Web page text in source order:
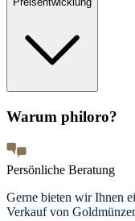
Warum philoro?
Persönliche Beratung
Gerne bieten wir Ihnen
Verkauf von